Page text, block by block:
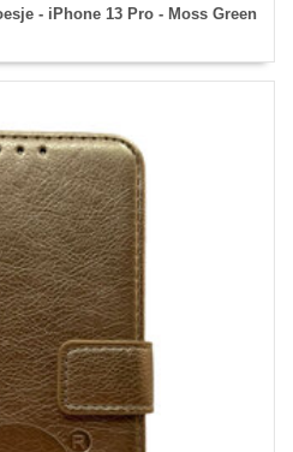
- iPhone 13 Pro - Moss Green